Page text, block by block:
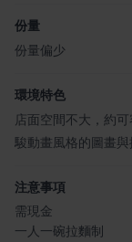
份量
份量偏少
環境特色
店面空間不大，約
駿動畫風格的圖畫與
注意事項
需現金
一人一碗拉麵制